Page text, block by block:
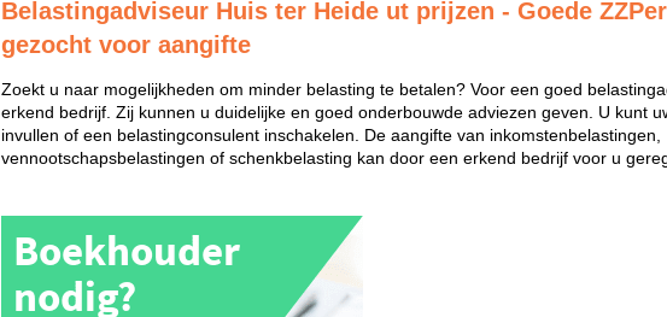
Belastingadviseur Huis ter Heide ut prijzen - Goede
gezocht voor aangifte
Zoekt u naar mogelijkheden om minder belasting te betalen? Voor een goed
erkend bedrijf. Zij kunnen u duidelijke en goed onderbouwde adviezen geven. U kunt
invullen of een belastingconsulent inschakelen. De aangifte van inkomstenbelastingen,
vennootschapsbelastingen of schenkbelasting kan door een erkend bedrijf voor u